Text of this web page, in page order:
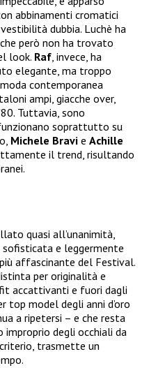
abbinamenti cromatici
dubbia. Luchè ha
però non ha trovato
look. Raf , invece, ha
elegante, ma troppo
contemporanea
ampi, giacche over,
Tuttavia, sono
soprattutto su
Michele Bravi e Achille
il trend, risultando
quasi all’unanimità,
e leggermente
affascinante del Festival.
per originalità e
accattivanti e fuori dagli
top model degli anni d’oro
a ripetersi – e che resta
improprio degli occhiali da
trasmette un